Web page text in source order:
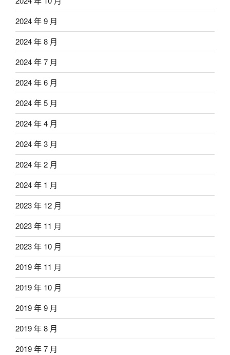
2024 年 9 月
2024 年 8 月
2024 年 7 月
2024 年 6 月
2024 年 5 月
2024 年 4 月
2024 年 3 月
2024 年 2 月
2024 年 1 月
2023 年 12 月
2023 年 11 月
2023 年 10 月
2019 年 11 月
2019 年 10 月
2019 年 9 月
2019 年 8 月
2019 年 7 月